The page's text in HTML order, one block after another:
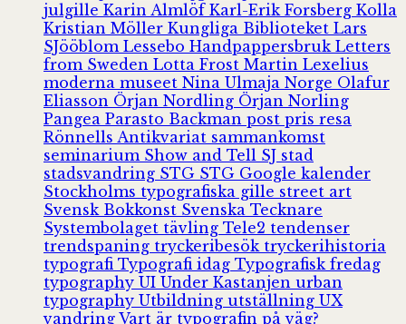
julgille Karin Almlöf Karl-Erik Forsberg Kolla
Kristian Möller Kungliga Biblioteket Lars
SJööblom Lessebo Handpappersbruk Letters
from Sweden Lotta Frost Martin Lexelius
moderna museet Nina Ulmaja Norge Olafur
Eliasson Örjan Nordling Örjan Norling
Pangea Parasto Backman post pris resa
Rönnells Antikvariat sammankomst
seminarium Show and Tell SJ stad
stadsvandring STG STG Google kalender
Stockholms typografiska gille street art
Svensk Bokkonst Svenska Tecknare
Systembolaget tävling Tele2 tendenser
trendspaning tryckeribesök tryckerihistoria
typografi Typografi idag Typografisk fredag
typography UI Under Kastanjen urban
typography Utbildning utställning UX
vandring Vart är typografin på väg?